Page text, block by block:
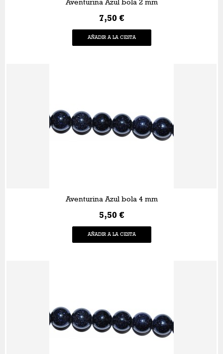
Aventurina Azul bola 2 mm
7,50 €
AÑADIR A LA CESTA
Aventurina Azul bola 4 mm
5,50 €
AÑADIR A LA CESTA